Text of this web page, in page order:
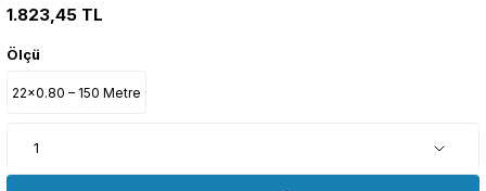
1.823,45 TL
Ölçü
22x0.80 – 150 Metre